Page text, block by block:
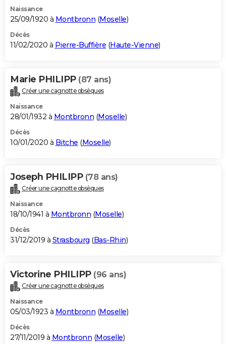
Naissance
25/09/1920 à Montbronn (Moselle)
Décès
11/02/2020 à Pierre-Buffière (Haute-Vienne)
Marie PHILIPP (87 ans)
Créer une cagnotte obsèques
Naissance
28/01/1932 à Montbronn (Moselle)
Décès
10/01/2020 à Bitche (Moselle)
Joseph PHILIPP (78 ans)
Créer une cagnotte obsèques
Naissance
18/10/1941 à Montbronn (Moselle)
Décès
31/12/2019 à Strasbourg (Bas-Rhin)
Victorine PHILIPP (96 ans)
Créer une cagnotte obsèques
Naissance
05/03/1923 à Montbronn (Moselle)
Décès
27/11/2019 à Montbronn (Moselle)